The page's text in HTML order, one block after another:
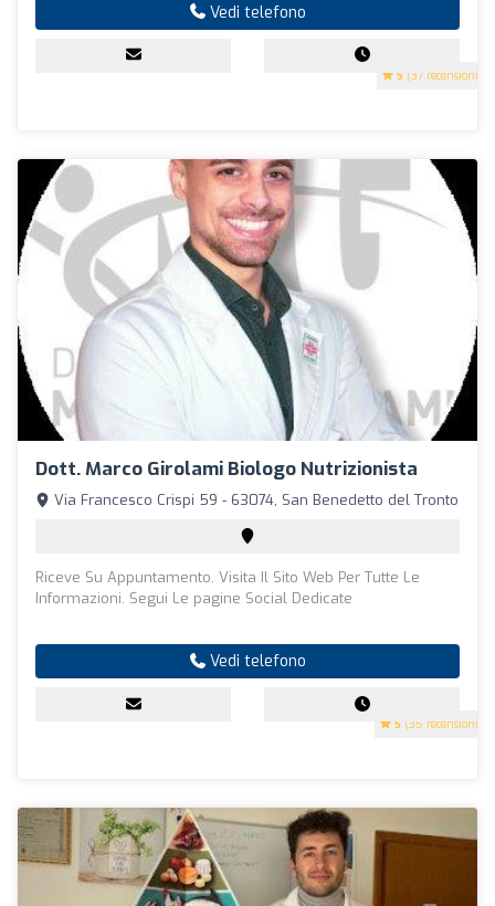
5 (37 recensioni)
Vedi telefono
Dott. Marco Girolami Biologo Nutrizionista
5 (35 recensioni)
Via Francesco Crispi 59 - 63074, San Benedetto del Tronto
Riceve Su Appuntamento. Visita Il Sito Web Per Tutte Le
Informazioni. Segui Le pagine Social Dedicate
Vedi telefono